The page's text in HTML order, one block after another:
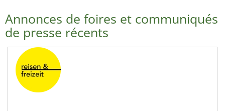
Annonces de foires et communiqués
de presse récents